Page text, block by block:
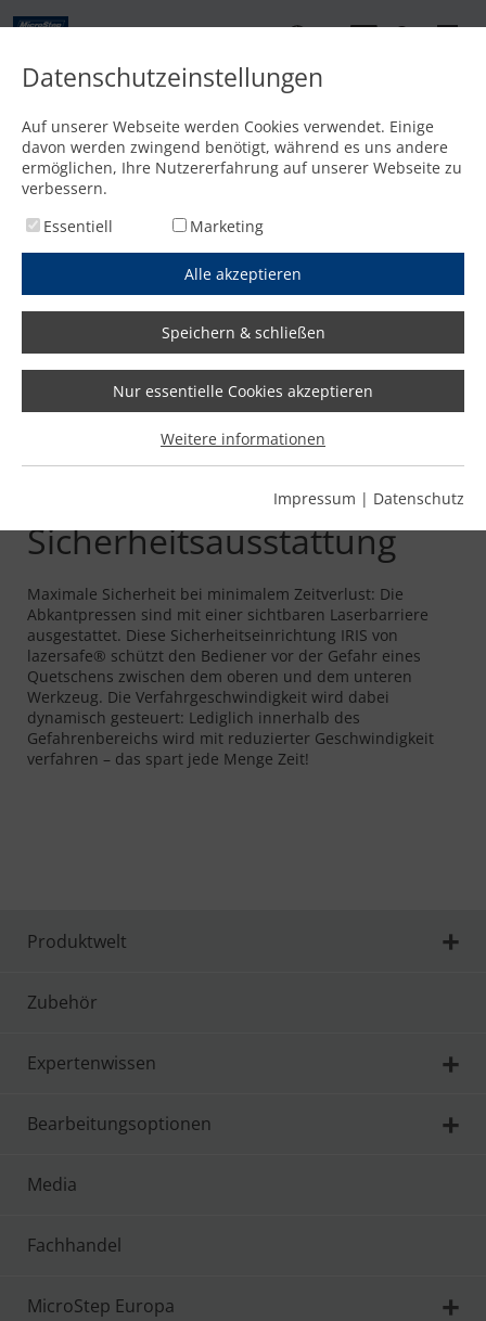
Startseite /Features/Hochdynamische Sicherheitsausstattung
Hochdynamische
Sicherheitsausstattung
Maximale Sicherheit bei minimalem Zeitverlust: Die
Abkantpressen sind mit einer sichtbaren Laserbarriere
ausgestattet. Diese Sicherheitseinrichtung IRIS von
lazersafe® schützt den Bediener vor der Gefahr eines
Quetschens zwischen dem oberen und dem unteren
Werkzeug. Die Verfahrgeschwindigkeit wird dabei
dynamisch gesteuert: Lediglich innerhalb des
Gefahrenbereichs wird mit reduzierter Geschwindigkeit
verfahren – das spart jede Menge Zeit!
Produktwelt
Zubehör
Expertenwissen
Bearbeitungsoptionen
Media
Fachhandel
MicroStep Europa
Datenschutzeinstellungen
Auf unserer Webseite werden Cookies verwendet. Einige
davon werden zwingend benötigt, während es uns andere
ermöglichen, Ihre Nutzererfahrung auf unserer Webseite zu
verbessern.
Essentiell
Marketing
Alle akzeptieren
Speichern & schließen
Nur essentielle Cookies akzeptieren
Weitere informationen
Impressum | Datenschutz